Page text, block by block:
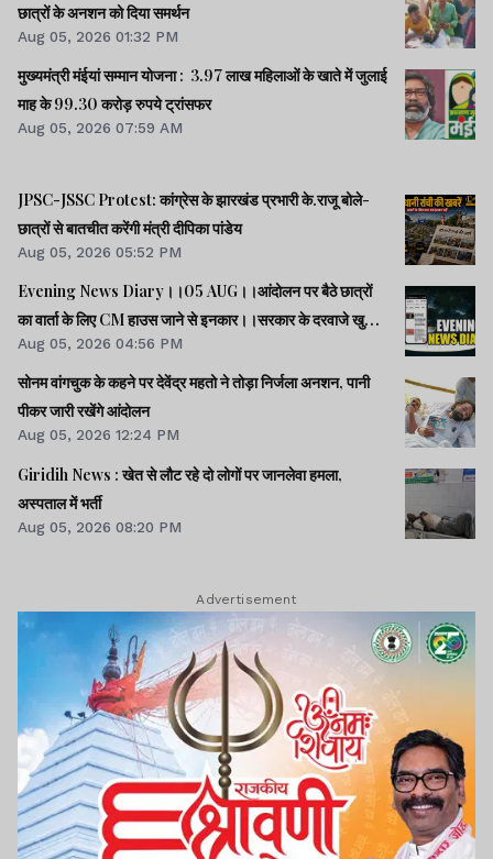
छात्रों के अनशन को दिया समर्थन
Aug 05, 2026 01:32 PM
मुख्यमंत्री मंईयां सम्मान योजना : 3.97 लाख महिलाओं के खाते में जुलाई
माह के 99.30 करोड़ रुपये ट्रांसफर
Aug 05, 2026 07:59 AM
JPSC-JSSC Protest: कांग्रेस के झारखंड प्रभारी के.राजू बोले-
छात्रों से बातचीत करेंगी मंत्री दीपिका पांडेय
Aug 05, 2026 05:52 PM
Evening News Diary।।05 AUG।।आंदोलन पर बैठे छात्रों
का वार्ता के लिए CM हाउस जाने से इनकार।।सरकार के दरवाजे खुले
हैं, जांच के बाद होगा फैसला : CM हेमंत।।राहुल की रिजिजू को दो
टूक।।प्रस्तावित FCRA संशोधन बिल से अमेरिका में खलबली।।समेत
कई खबरें व वीडियो।।
Aug 05, 2026 04:56 PM
सोनम वांगचुक के कहने पर देवेंद्र महतो ने तोड़ा निर्जला अनशन, पानी
पीकर जारी रखेंगे आंदोलन
Aug 05, 2026 12:24 PM
Giridih News : खेत से लौट रहे दो लोगों पर जानलेवा हमला,
अस्पताल में भर्ती
Aug 05, 2026 08:20 PM
Advertisement